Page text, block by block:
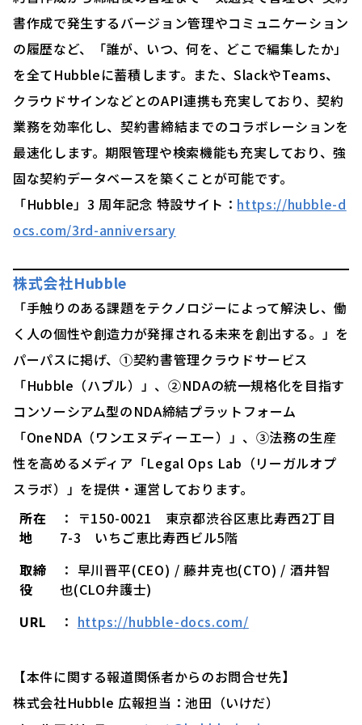
書作成で発生するバージョン管理やコミュニケーション
の履歴など、「誰が、いつ、何を、どこで編集したか」
を全てHubbleに蓄積します。また、SlackやTeams、
クラウドサインなどとのAPI連携も充実しており、契約
業務を効率化し、契約書締結までのコラボレーションを
最速化します。期限管理や検索機能も充実しており、強
固な契約データベースを築くことが可能です。
「Hubble」3 周年記念 特設サイト： https://hubble-d
ocs.com/3rd-anniversary
株式会社Hubble
「手触りのある課題をテクノロジーによって解決し、働
く人の個性や創造力が発揮される未来を創出する。」を
パーパスに掲げ、①契約書管理クラウドサービス
「Hubble（ハブル）」、②NDAの統一規格化を目指す
コンソーシアム型のNDA締結プラットフォーム
「OneNDA（ワンエヌディーエー）」、③法務の生産
性を高めるメディア「Legal Ops Lab（リーガルオプ
スラボ）」を提供・運営しております。
所在
地
： 〒150-0021 東京都渋谷区恵比寿西2丁目
7-3 いちご恵比寿西ビル5階
取締
役
： 早川晋平(CEO) / 藤井克也(CTO) / 酒井智
也(CLO弁護士)
URL
： https://hubble-docs.com/
【本件に関する報道関係者からのお問合せ先】
株式会社Hubble 広報担当：池田（いけだ）